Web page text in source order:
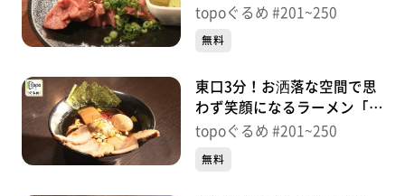
「炭火焼肉 勇」（青葉区立
topoぐるめ #201~250
無料
東口3分！お洒落な空間で思
わず笑顔になるラーメン「仙
臺 くろく」（宮城野区榴
topoぐるめ #201~250
無料